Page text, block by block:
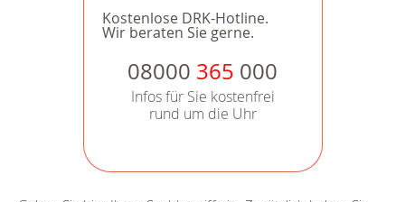
Kostenlose DRK-Hotline.
Wir beraten Sie gerne.
08000 365 000
Infos für Sie kostenfrei
rund um die Uhr